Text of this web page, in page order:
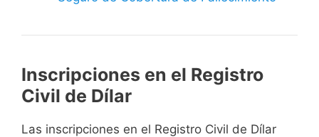
Inscripciones en el Registro
Civil de Dílar
Las inscripciones en el Registro Civil de Dílar